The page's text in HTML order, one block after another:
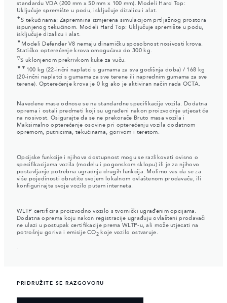
standardu VDA (200 mm x 50 mm x 100 mm). Modeli Hard Top:
Uključuje spremište u podu, isključuje dizalicu i alat.
✦S tekućinama: Zapremnina izmjerena simulacijom prtljažnog prostora
ispunjenog tekućinom. Modeli Hard Top: Uključuje spremište u podu,
isključuje dizalicu i alat.
▼ Modeli Defender V8 nemaju dinamičku sposobnost nosivosti krova.
Statičko opterećenje krova omogućava do 300 kg.
▽S uklonjenom prekrivkom kuke za vuču.
▼▼ 100 kg (22-inčni naplatci s gumama za sva godišnja doba) / 168 kg
(20-inčni naplatci s gumama za sve terene ili naprednim gumama za sve
terene). Opterećenje krova je 0 kg ako je aktiviran način rada OCTA.
Navedene mase odnose se na standardne specifikacije vozila. Dodatna
oprema i ostali predmeti koji su ugrađeni nakon proizvodnje utjecat će
na nosivost. Osigurajte da se ne prekorače Bruto masa vozila i
Maksimalno opterećenje osovine pri opterećenju vozila dodatnom
opremom, putnicima, tekućinama, gorivom i teretom.
Opcijske funkcije i njihova dostupnost mogu se razlikovati ovisno o
specifikacijama vozila (modelu i pogonskom sklopu) ili je za njihovo
postavljanje potrebna ugradnja drugih funkcija. Molimo vas da se za
više pojedinosti obratite svojem lokalnom ovlaštenom prodavaču, ili
konfigurirajte svoje vozilo putem interneta.
WLTP certificira proizvodno vozilo s tvornički ugrađenim opcijama.
Dodatna oprema koju nakon registracije ugrađuju ovlašteni prodavači
ne ulazi u postupak certifikacije prema WLTP-u, ali može utjecati na
potrošnju goriva i emisije CO2 koje vozilo ostvaruje.
.
PRIDRUŽITE SE RAZGOVORU